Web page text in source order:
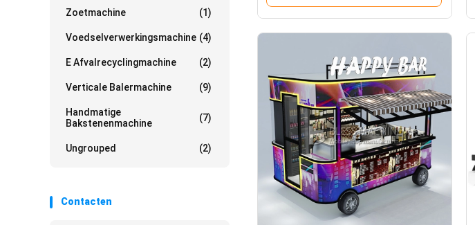
Zoetmachine (1)
Voedselverwerkingsmachine (4)
E Afvalrecyclingmachine (2)
Verticale Balermachine (9)
Handmatige
Bakstenenmachine
(7)
Ungrouped (2)
Contacten